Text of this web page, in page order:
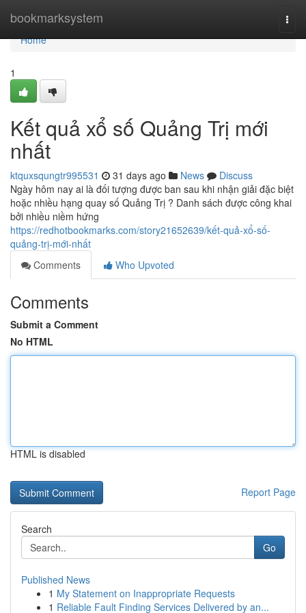
bookmarksystem
Home
Home
1
Kết quả xổ số Quảng Trị mới
nhất
ktquxsqungtr995531 31 days ago News
Discuss
Ngày hôm nay ai là đối tượng được ban sau khi nhận giải đặc biệt
hoặc nhiều hạng quay số Quảng Trị ? Danh sách được công khai
bởi nhiều niềm hứng
https://redhotbookmarks.com/story21652639/kết-quả-xổ-số-
quảng-trị-mới-nhất
Comments
Who Upvoted
Comments
Submit a Comment
No HTML
HTML is disabled
Report Page
Search
Go
Published News
1 My Statement on Inappropriate Requests
1 Reliable Fault Finding Services Delivered by an...